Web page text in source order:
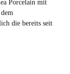
Porcelain mit
die bereits seit